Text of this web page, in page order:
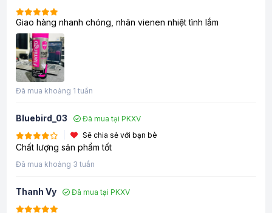
Giao hàng nhanh chóng, nhân vienen nhiệt tình lắm
Đã mua khoảng 1 tuần
Bluebird_03
Đã mua tại PKXV
Sẽ chia sẻ với bạn bè
Chất lượng sản phẩm tốt
Đã mua khoảng 3 tuần
Thanh Vy Đã mua tại PKXV